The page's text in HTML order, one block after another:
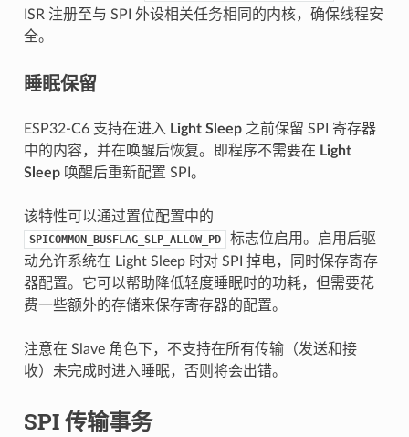
ISR 注册至与 SPI 外设相关任务相同的内核，确保线程安
全。
睡眠保留
ESP32-C6 支持在进入 Light Sleep之前保留 SPI 寄存器
中的内容，并在唤醒后恢复。即程序不需要在 Light
Sleep唤醒后重新配置 SPI。
该特性可以通过置位配置中的
SPICOMMON_BUSFLAG_SLP_ALLOW_PD
标志位启用。启用后驱
动允许系统在 Light Sleep 时对 SPI 掉电，同时保存寄存
器配置。它可以帮助降低轻度睡眠时的功耗，但需要花
费一些额外的存储来保存寄存器的配置。
注意在 Slave 角色下，不支持在所有传输（发送和接
收）未完成时进入睡眠，否则将会出错。
SPI 传输事务